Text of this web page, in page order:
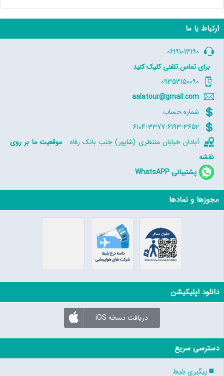
ارتباط با ما
06191013190
برایتماس تلفنیکلیک کنید
09353150090
aalatour@gmail.com
شماره حساب
6104-3377-6193-3652
آبادان خیابان منتظری (شاپور) جنب بانک رفاهموقعیت ما بر روی
نقشه
پشتیبانی WhatsAPP
مجوزها و نمادها
دانلود اپلیکیشن
دریافت نسخه iOS
دسترسی سریع
پیگیری بلیط